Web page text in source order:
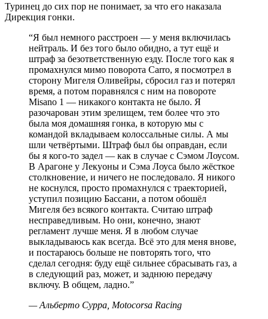
Туринец до сих пор не понимает, за что его наказала
Дирекция гонки.
“Я был немного расстроен — у меня включилась
нейтраль. И без того было обидно, а тут ещё и
штраф за безответственную езду. После того как я
промахнулся мимо поворота Carro, я посмотрел в
сторону Мигеля Оливейры, сбросил газ и потерял
время, а потом поравнялся с ним на повороте
Misano 1 — никакого контакта не было. Я
разочарован этим зрелищем, тем более что это
была моя домашняя гонка, в которую мы с
командой вкладываем колоссальные силы. А мы
шли четвёртыми. Штраф был бы оправдан, если
бы я кого-то задел — как в случае с Сэмом Лоусом.
В Арагоне у Лекуоны и Сэма Лоуса было жёсткое
столкновение, и ничего не последовало. Я никого
не коснулся, просто промахнулся с траекторией,
уступил позицию Бассани, а потом обошёл
Мигеля без всякого контакта. Считаю штраф
несправедливым. Но они, конечно, знают
регламент лучше меня. Я в любом случае
выкладываюсь как всегда. Всё это для меня внове,
и постараюсь больше не повторять того, что
сделал сегодня: буду ещё сильнее сбрасывать газ, а
в следующий раз, может, и заднюю передачу
включу. В общем, ладно.”
—Альберто Сурра, Motocorsa Racing